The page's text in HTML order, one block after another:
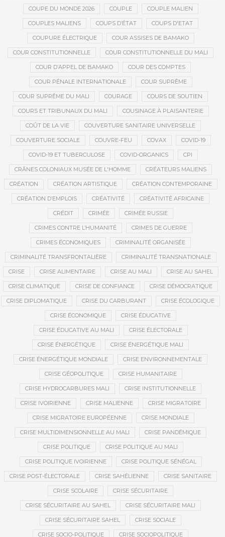
COUPE DU MONDE 2026 COUPLE COUPLE MALIEN
COUPLES MALIENS COUPS D’ÉTAT COUPS D'ETAT
COUPURE ÉLECTRIQUE COUR ASSISES DE BAMAKO
COUR CONSTITUTIONNELLE COUR CONSTITUTIONNELLE DU MALI
COUR D’APPEL DE BAMAKO COUR DES COMPTES
COUR PÉNALE INTERNATIONALE COUR SUPRÊME
COUR SUPRÊME DU MALI COURAGE COURS DE SOUTIEN
COURS ET TRIBUNAUX DU MALI COUSINAGE À PLAISANTERIE
COÛT DE LA VIE COUVERTURE SANITAIRE UNIVERSELLE
COUVERTURE SOCIALE COUVRE-FEU COVAX COVID-19
COVID-19 ET TUBERCULOSE COVID-ORGANICS CPI
CRÂNES COLONIAUX MUSÉE DE L'HOMME CRÉATEURS MALIENS
CRÉATION CRÉATION ARTISTIQUE CRÉATION CONTEMPORAINE
CRÉATION D’EMPLOIS CRÉATIVITÉ CRÉATIVITÉ AFRICAINE
CRÉDIT CRIMÉE CRIMÉE RUSSIE
CRIMES CONTRE L’HUMANITÉ CRIMES DE GUERRE
CRIMES ÉCONOMIQUES CRIMINALITÉ ORGANISÉE
CRIMINALITÉ TRANSFRONTALIÈRE CRIMINALITÉ TRANSNATIONALE
CRISE CRISE ALIMENTAIRE CRISE AU MALI CRISE AU SAHEL
CRISE CLIMATIQUE CRISE DE CONFIANCE CRISE DÉMOCRATIQUE
CRISE DIPLOMATIQUE CRISE DU CARBURANT CRISE ÉCOLOGIQUE
CRISE ÉCONOMIQUE CRISE ÉDUCATIVE
CRISE ÉDUCATIVE AU MALI CRISE ÉLECTORALE
CRISE ÉNERGÉTIQUE CRISE ÉNERGÉTIQUE MALI
CRISE ÉNERGÉTIQUE MONDIALE CRISE ENVIRONNEMENTALE
CRISE GÉOPOLITIQUE CRISE HUMANITAIRE
CRISE HYDROCARBURES MALI CRISE INSTITUTIONNELLE
CRISE IVOIRIENNE CRISE MALIENNE CRISE MIGRATOIRE
CRISE MIGRATOIRE EUROPÉENNE CRISE MONDIALE
CRISE MULTIDIMENSIONNELLE AU MALI CRISE PANDÉMIQUE
CRISE POLITIQUE CRISE POLITIQUE AU MALI
CRISE POLITIQUE IVOIRIENNE CRISE POLITIQUE SÉNÉGAL
CRISE POST-ÉLECTORALE CRISE SAHÉLIENNE CRISE SANITAIRE
CRISE SCOLAIRE CRISE SÉCURITAIRE
CRISE SÉCURITAIRE AU SAHEL CRISE SÉCURITAIRE MALI
CRISE SÉCURITAIRE SAHEL CRISE SOCIALE
CRISE SOCIO-POLITIQUE CRISE SOCIOPOLITIQUE